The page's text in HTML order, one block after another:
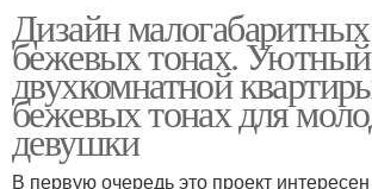
Дизайн
бежевых тонах.
двухкомнатной
бежевых тонах для
девушки
В первую очередь это проект